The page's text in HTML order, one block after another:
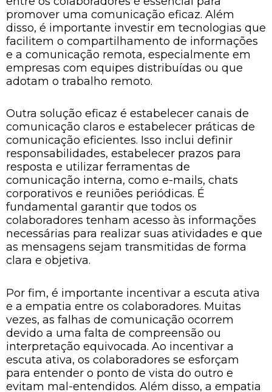
promover uma comunicação eficaz. Além
disso, é importante investir em tecnologias que
facilitem o compartilhamento de informações
e a comunicação remota, especialmente em
empresas com equipes distribuídas ou que
adotam o trabalho remoto.
Outra solução eficaz é estabelecer canais de
comunicação claros e estabelecer práticas de
comunicação eficientes. Isso inclui definir
responsabilidades, estabelecer prazos para
resposta e utilizar ferramentas de
comunicação interna, como e-mails, chats
corporativos e reuniões periódicas. É
fundamental garantir que todos os
colaboradores tenham acesso às informações
necessárias para realizar suas atividades e que
as mensagens sejam transmitidas de forma
clara e objetiva.
Por fim, é importante incentivar a escuta ativa
e a empatia entre os colaboradores. Muitas
vezes, as falhas de comunicação ocorrem
devido a uma falta de compreensão ou
interpretação equivocada. Ao incentivar a
escuta ativa, os colaboradores se esforçam
para entender o ponto de vista do outro e
evitam mal-entendidos. Além disso, a empatia